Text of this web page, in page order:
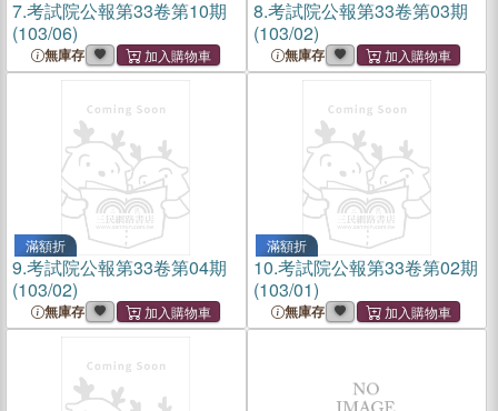
7.考試院公報第33卷第10期
(103/06)
無庫存
8.考試院公報第33卷第03期
(103/02)
無庫存
滿額折
9.考試院公報第33卷第04期
(103/02)
無庫存
滿額折
10.考試院公報第33卷第02期
(103/01)
無庫存